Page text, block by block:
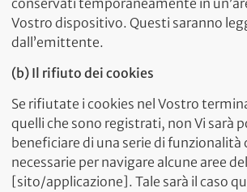
Vostro dispositivo. Questi saranno
dall’emittente.
(b) Il rifiuto dei cookies
Se rifiutate i cookies nel Vostro
quelli che sono registrati, non Vi sarà
beneficiare di una serie di funzionalità
necessarie per navigare alcune aree
[sito/applicazione]. Tale sarà il caso